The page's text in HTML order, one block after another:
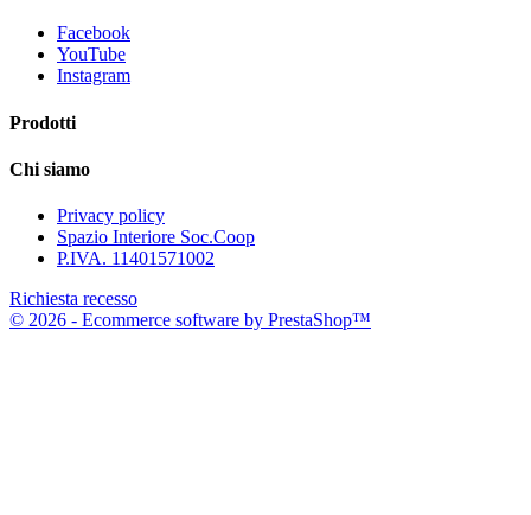
Facebook
YouTube
Instagram
Prodotti
Chi siamo
Privacy policy
Spazio Interiore Soc.Coop
P.IVA. 11401571002
Richiesta recesso
© 2026 - Ecommerce software by PrestaShop™